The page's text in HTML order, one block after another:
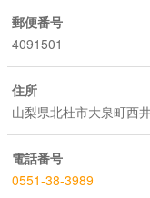
郵便番号
4091501
住所
山梨県北杜市大泉町西
電話番号
0551-38-3989